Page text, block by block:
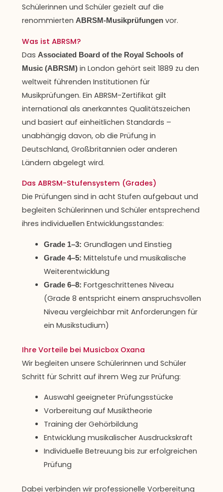
Schülerinnen und Schüler gezielt auf die
renommierten ABRSM-Musikprüfungen vor.
Was ist ABRSM?
Das Associated Board of the Royal Schools of
Music (ABRSM) in London gehört seit 1889 zu den
weltweit führenden Institutionen für
Musikprüfungen. Ein ABRSM-Zertifikat gilt
international als anerkanntes Qualitätszeichen
und basiert auf einheitlichen Standards –
unabhängig davon, ob die Prüfung in
Deutschland, Großbritannien oder anderen
Ländern abgelegt wird.
Das ABRSM-Stufensystem (Grades)
Die Prüfungen sind in acht Stufen aufgebaut und
begleiten Schülerinnen und Schüler entsprechend
ihres individuellen Entwicklungsstandes:
Grade 1–3: Grundlagen und Einstieg
Grade 4–5: Mittelstufe und musikalische
Weiterentwicklung
Grade 6–8: Fortgeschrittenes Niveau
(Grade 8 entspricht einem anspruchsvollen
Niveau vergleichbar mit Anforderungen für
ein Musikstudium)
Ihre Vorteile bei Musicbox Oxana
Wir begleiten unsere Schülerinnen und Schüler
Schritt für Schritt auf ihrem Weg zur Prüfung:
Auswahl geeigneter Prüfungsstücke
Vorbereitung auf Musiktheorie
Training der Gehörbildung
Entwicklung musikalischer Ausdruckskraft
Individuelle Betreuung bis zur erfolgreichen
Prüfung
Dabei verbinden wir professionelle Vorbereitung